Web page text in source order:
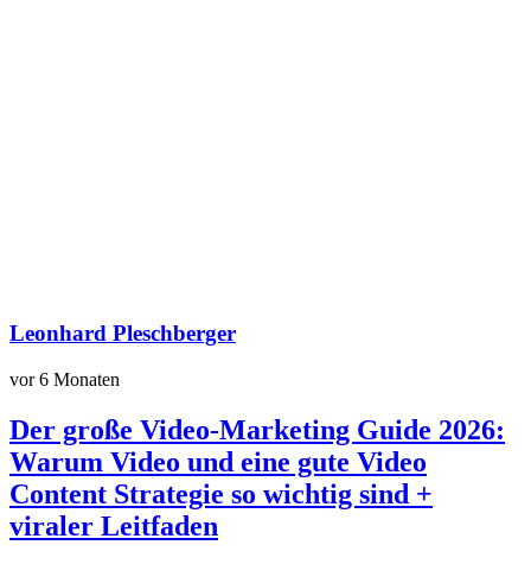
Leonhard Pleschberger
vor 6 Monaten
Der große Video-Marketing Guide 2026:
Warum Video und eine gute Video
Content Strategie so wichtig sind +
viraler Leitfaden